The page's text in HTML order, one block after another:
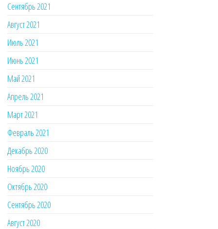
Сентябрь 2021
Август 2021
Июль 2021
Июнь 2021
Май 2021
Апрель 2021
Март 2021
Февраль 2021
Декабрь 2020
Ноябрь 2020
Октябрь 2020
Сентябрь 2020
Август 2020